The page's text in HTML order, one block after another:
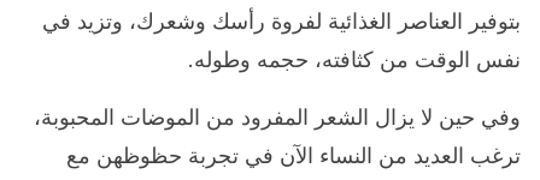
بتوفير العناصر الغذائية لفروة رأسك وشعرك، وتزيد في
نفس الوقت من كثافته، حجمه وطوله.
وفي حين لا يزال الشعر المفرود من الموضات المحبوبة،
ترغب العديد من النساء الآن في تجربة حظوظهن مع